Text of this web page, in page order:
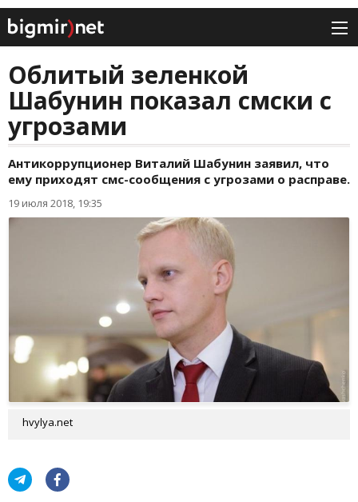
Облитый зеленкой
Шабунин показал смски с
угрозами
Антикоррупционер Виталий Шабунин заявил, что
ему приходят смс-сообщения с угрозами о расправе.
19 июля 2018, 19:35
hvylya.net